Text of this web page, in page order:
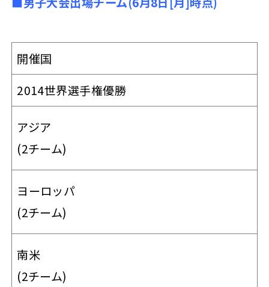
開催国
2014世界選手権優勝
アジア
(2チーム)
ヨーロッパ
(2チーム)
南米
(2チーム)